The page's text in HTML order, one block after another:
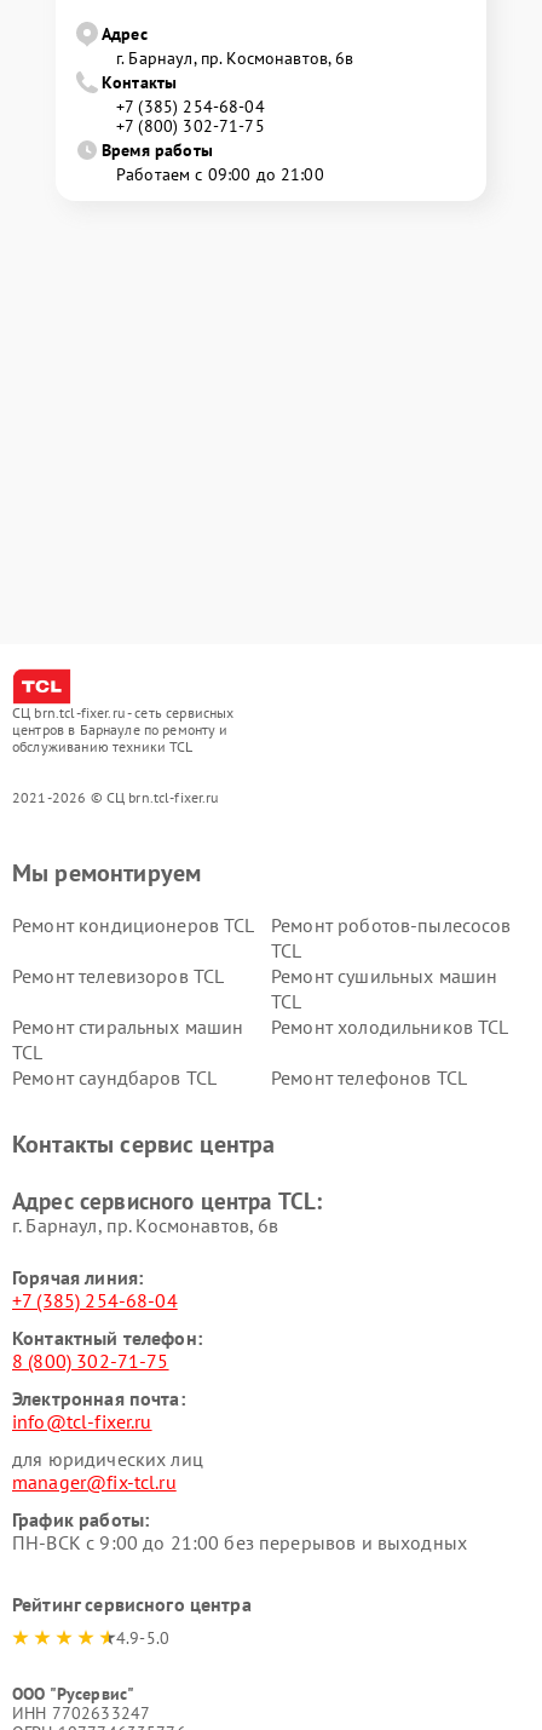
Адрес
г. Барнаул, ​пр. Космонавтов, 6в
Контакты
+7 (385) 254-68-04
+7 (800) 302-71-75
Время работы
Работаем с 09:00 до 21:00
СЦ brn.tcl-fixer.ru - сеть сервисных
центров в Барнауле по ремонту и
обслуживанию техники TCL
2021-2026 © СЦ brn.tcl-fixer.ru
Мы ремонтируем
Ремонт кондиционеров TCL
Ремонт роботов-пылесосов
TCL
Ремонт телевизоров TCL
Ремонт сушильных машин
TCL
Ремонт стиральных машин
TCL
Ремонт холодильников TCL
Ремонт саундбаров TCL Ремонт телефонов TCL
Контакты сервис центра
Адрес сервисного центра TCL:
г. Барнаул, ​пр. Космонавтов, 6в
Горячая линия:
+7 (385) 254-68-04
Контактный телефон:
8 (800) 302-71-75
Электронная почта:
info@tcl-fixer.ru
для юридических лиц
manager@fix-tcl.ru
График работы:
ПН-ВСК с 9:00 до 21:00 без перерывов и выходных
Рейтинг сервисного центра
4.9-5.0
ООО "Русервис"
ИНН 7702633247